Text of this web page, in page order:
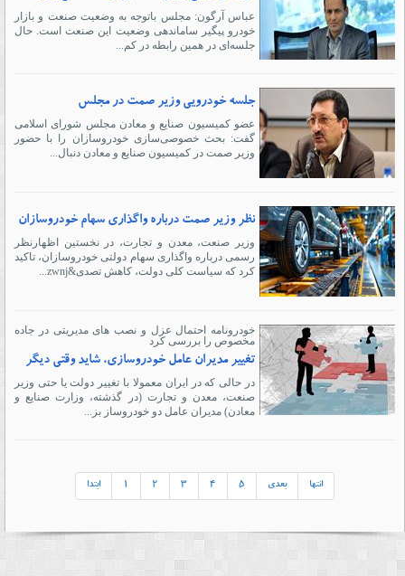
عباس آرگون: مجلس باتوجه به وضعیت صنعت و بازار
خودرو پیگیر ساماندهی وضعیت این صنعت است. حال
جلسه‌ای در همین رابطه در کم...
جلسه خودرویی وزیر صمت در مجلس
عضو کمیسیون صنایع و معادن مجلس شورای اسلامی
گفت: بحث خصوصی‌سازی خودروسازان را با حضور
وزیر صمت در کمیسیون صنایع و معادن دنبال...
نظر وزیر صمت درباره واگذاری سهام خودروسازان
وزیر صنعت، معدن و تجارت، در نخستین اظهارنظر
رسمی درباره واگذاری سهام دولتی خودروسازان، تاکید
کرد که سیاست کلی دولت، کاهش تصدی&zwnj...
خودرونامه احتمال عزل و نصب های مدیریتی در جاده
مخصوص را بررسی کرد
تغییر مدیران عامل خودروسازی، شاید وقتی دیگر
در حالی که در ایران معمولا با تغییر دولت یا حتی وزیر
صنعت، معدن و تجارت (در گذشته، وزارت صنایع و
معادن) مدیران عامل دو خودروساز بز...
ابتدا 2 3 4 5 بعدی انتها